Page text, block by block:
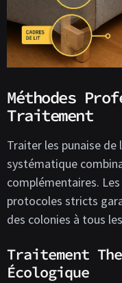
Méthodes
Traitement
Traiter les punaise
systématique
complémentaires.
protocoles stricts
des colonies à tous
Traitement
Écologique